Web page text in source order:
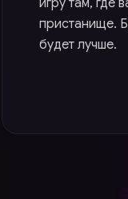
игру там, где
пристанище.
будет лучше.